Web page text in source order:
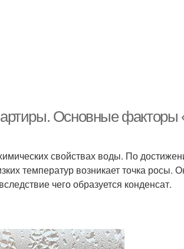
Основные факторы
свойствах воды. По
температур возникает точка росы.
чего образуется конденсат.